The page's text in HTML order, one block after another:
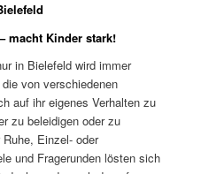
macht Kinder stark!
in Bielefeld wird immer
von verschiedenen
auf ihr eigenes Verhalten zu
zu beleidigen oder zu
Einzel- oder
und Fragerunden lösten sich